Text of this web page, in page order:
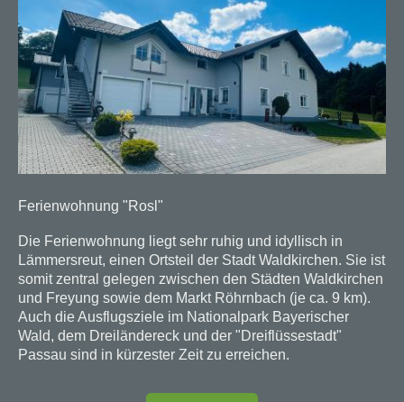
Ferienwohnung "Rosl"
Die Ferienwohnung liegt sehr ruhig und idyllisch in
Lämmersreut, einen Ortsteil der Stadt Waldkirchen. Sie ist
somit zentral gelegen zwischen den Städten Waldkirchen
und Freyung sowie dem Markt Röhrnbach (je ca. 9 km).
Auch die Ausflugsziele im Nationalpark Bayerischer
Wald, dem Dreiländereck und der "Dreiflüssestadt"
Passau sind in kürzester Zeit zu erreichen.